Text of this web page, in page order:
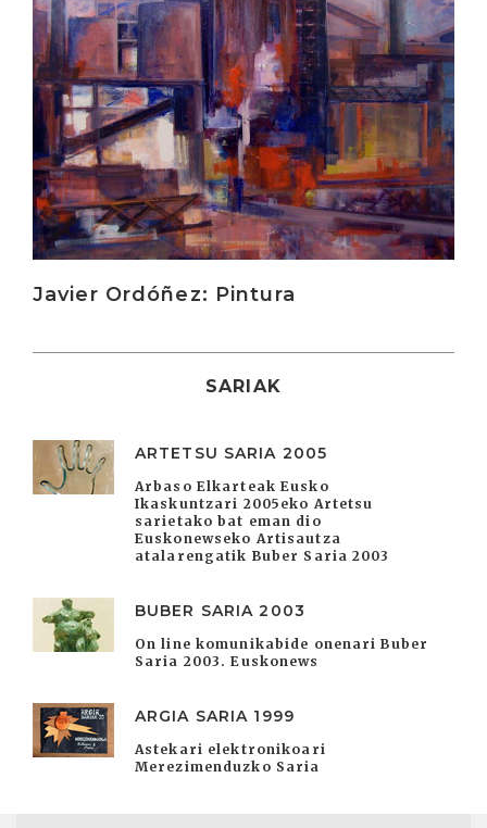
Javier Ordóñez: Pintura
SARIAK
ARTETSU SARIA 2005
Arbaso Elkarteak Eusko
Ikaskuntzari 2005eko Artetsu
sarietako bat eman dio
Euskonewseko Artisautza
atalarengatik Buber Saria 2003
BUBER SARIA 2003
On line komunikabide onenari Buber
Saria 2003. Euskonews
ARGIA SARIA 1999
Astekari elektronikoari
Merezimenduzko Saria